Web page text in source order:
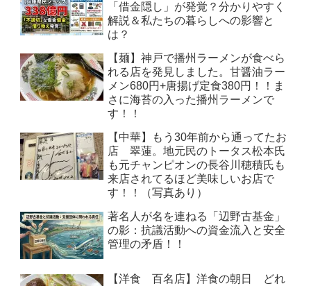
「借金隠し」が発覚？分かりやすく
解説＆私たちの暮らしへの影響と
は？
【麺】神戸で播州ラーメンが食べら
れる店を発見しました。甘醤油ラー
メン680円+唐揚げ定食380円！！ま
さに海苔の入った播州ラーメンで
す！！
【中華】もう30年前から通ってたお
店 翠蓮。地元民のトータス松本氏
も元チャンピオンの長谷川穂積氏も
来店されてるほど美味しいお店で
す！！（写真あり）
著名人が名を連ねる「辺野古基金」
の影：抗議活動への資金流入と安全
管理の矛盾！！
【洋食 百名店】洋食の朝日 どれ